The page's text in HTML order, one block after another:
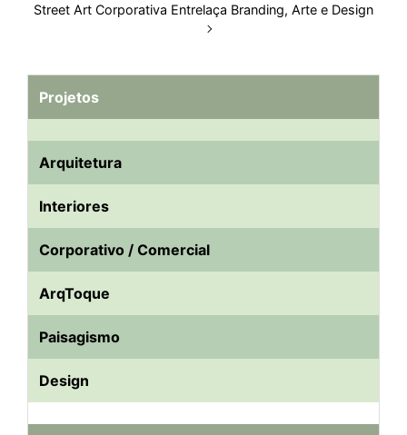
Street Art Corporativa Entrelaça Branding, Arte e Design
Projetos
Arquitetura
Interiores
Corporativo / Comercial
ArqToque
Paisagismo
Design